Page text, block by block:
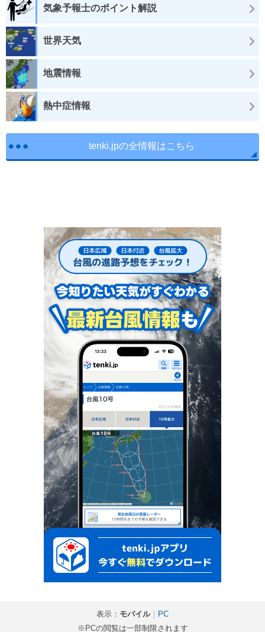
気象予報士のポイント解説
世界天気
地震情報
熱中症情報
tenki.jpの全情報はこちら
表示： モバイル｜
PC
※PCの閲覧は一部制限されます